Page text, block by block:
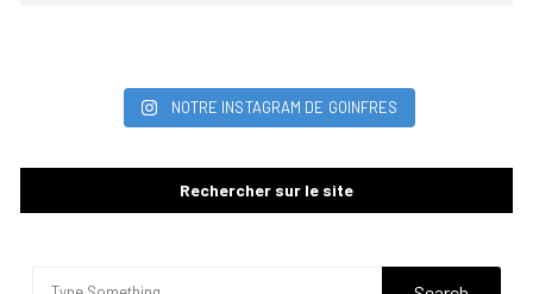
NOTRE INSTAGRAM DE GOINFRES
Rechercher sur le site